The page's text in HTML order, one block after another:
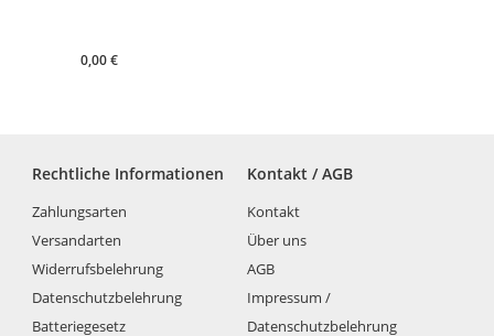
0,00€
Rechtliche Informationen
Zahlungsarten
Versandarten
Widerrufsbelehrung
Datenschutzbelehrung
Batteriegesetz
Kontakt / AGB
Kontakt
Über uns
AGB
Impressum /
Datenschutzbelehrung